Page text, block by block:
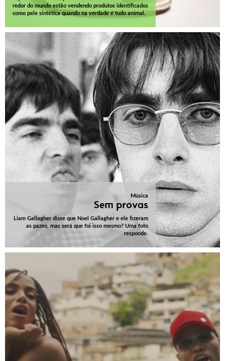
redor do mundo estão vendendo produtos identificados
como pele sintética quando na verdade é tudo animal.
Música
Sem provas
Liam Gallagher disse que Noel Gallagher e ele fizeram
as pazes, mas será que foi isso mesmo? Uma foto
responde.